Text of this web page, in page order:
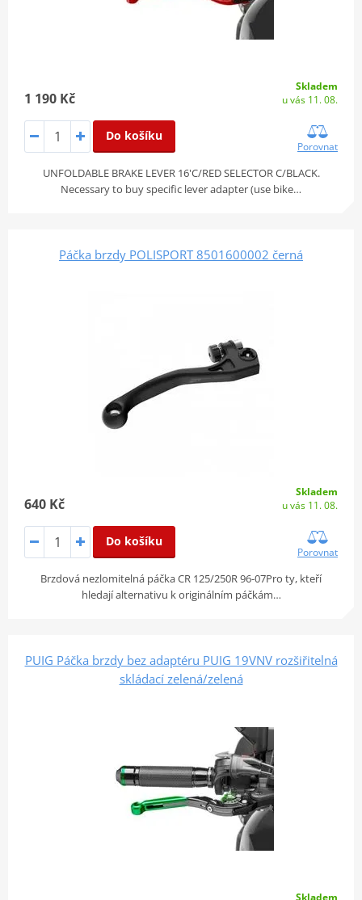
1 190 Kč
Skladem
u vás 11. 08.
Do košíku
Porovnat
UNFOLDABLE BRAKE LEVER 16'C/RED SELECTOR C/BLACK.
Necessary to buy specific lever adapter (use bike…
Páčka brzdy POLISPORT 8501600002 černá
640 Kč
Skladem
u vás 11. 08.
Do košíku
Porovnat
Brzdová nezlomitelná páčka CR 125/250R 96-07Pro ty, kteří
hledají alternativu k originálním páčkám…
PUIG Páčka brzdy bez adaptéru PUIG 19VNV rozšiřitelná
skládací zelená/zelená